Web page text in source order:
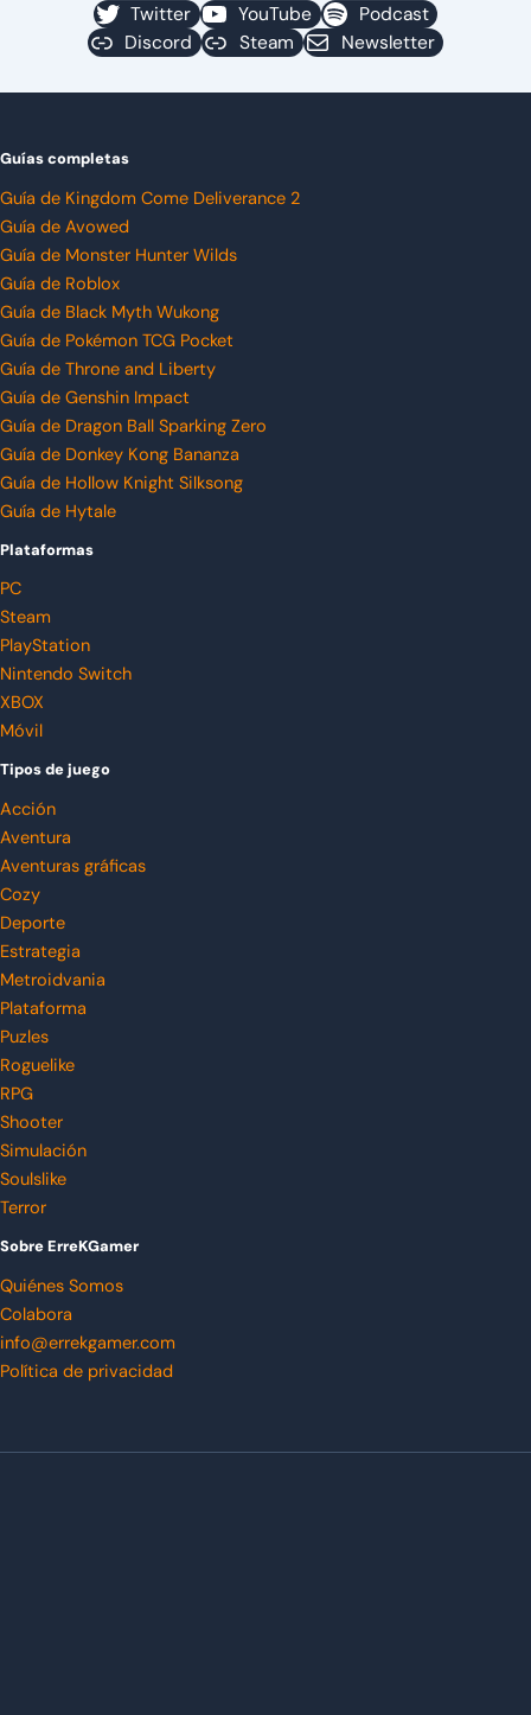
Twitter YouTube
Podcast
Discord
Steam Newsletter
Guías completas
Guía de Kingdom Come Deliverance 2
Guía de Avowed
Guía de Monster Hunter Wilds
Guía de Roblox
Guía de Black Myth Wukong
Guía de Pokémon TCG Pocket
Guía de Throne and Liberty
Guía de Genshin Impact
Guía de Dragon Ball Sparking Zero
Guía de Donkey Kong Bananza
Guía de Hollow Knight Silksong
Guía de Hytale
Plataformas
PC
Steam
PlayStation
Nintendo Switch
XBOX
Móvil
Tipos de juego
Acción
Aventura
Aventuras gráficas
Cozy
Deporte
Estrategia
Metroidvania
Plataforma
Puzles
Roguelike
RPG
Shooter
Simulación
Soulslike
Terror
Sobre ErreKGamer
Quiénes Somos
Colabora
info@errekgamer.com
Política de privacidad